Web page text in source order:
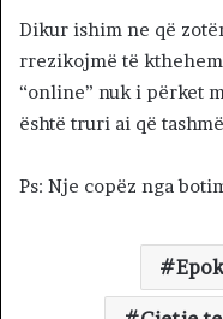
Dikur ishim ne që
rrezikojmë të
“online” nuk i përket
është truri ai që
Ps: Nje copëz nga